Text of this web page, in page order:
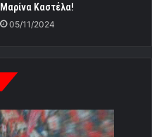
Μαρίνα Καστέλα!
05/11/2024